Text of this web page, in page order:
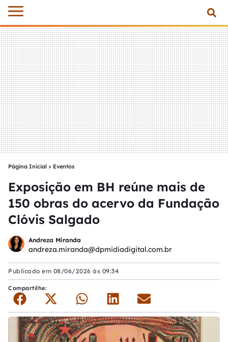
Página Inicial > Eventos
Exposição em BH reúne mais de
150 obras do acervo da Fundação
Clóvis Salgado
Andreza Miranda
andreza.miranda@dpmidiadigital.com.br
Publicado em 08/06/2026 às 09:34
Compartilhe: